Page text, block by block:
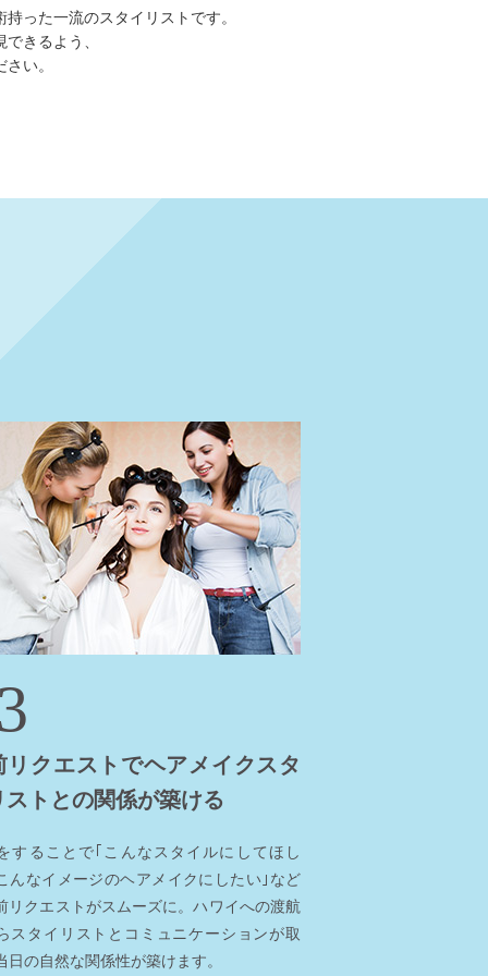
った一流のスタイリストです。
きるよう、
い。
リクエストでヘアメイクスタ
ストとの関係が築ける
することで｢こんなスタイルにしてほし
んなイメージのヘアメイクにしたい｣など
リクエストがスムーズに。ハワイへの渡航
スタイリストとコミュニケーションが取
日の自然な関係性が築けます。